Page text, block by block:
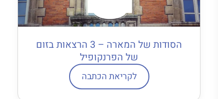
הסודות של המארה – 3 הרצאות בזום
של הפרנקופיל
לקריאת הכתבה